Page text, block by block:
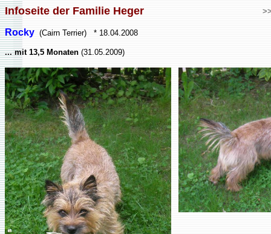
Infoseite der Familie Heger
Rocky (Cairn Terrier) * 18.04.2008
... mit 13,5 Monaten (31.05.2009)